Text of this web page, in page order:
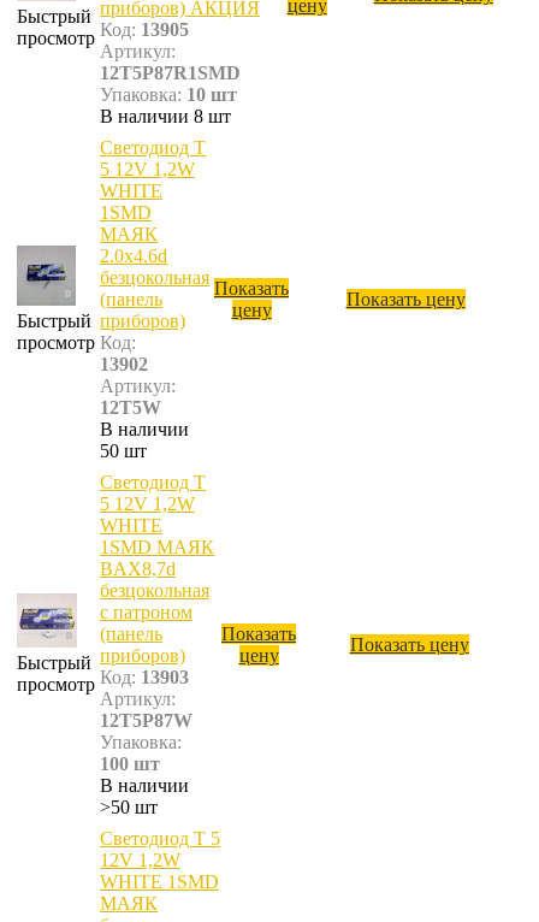
Быстрый
просмотр
приборов) АКЦИЯ
Код: 13905
Артикул:
12T5P87R1SMD
Упаковка: 10 шт
В наличии 8 шт
цену
Быстрый
просмотр
Светодиод T
5 12V 1,2W
WHITE
1SMD
МАЯК
2.0х4.6d
безцокольная
(панель
приборов)
Код:
13902
Артикул:
12T5W
В наличии
50 шт
Показать
цену
Показать цену
Быстрый
просмотр
Светодиод T
5 12V 1,2W
WHITE
1SMD МАЯК
BAX8,7d
безцокольная
с патроном
(панель
приборов)
Код: 13903
Артикул:
12T5P87W
Упаковка:
100 шт
В наличии
>50 шт
Показать
цену
Показать цену
Светодиод T 5
12V 1,2W
WHITE 1SMD
МАЯК